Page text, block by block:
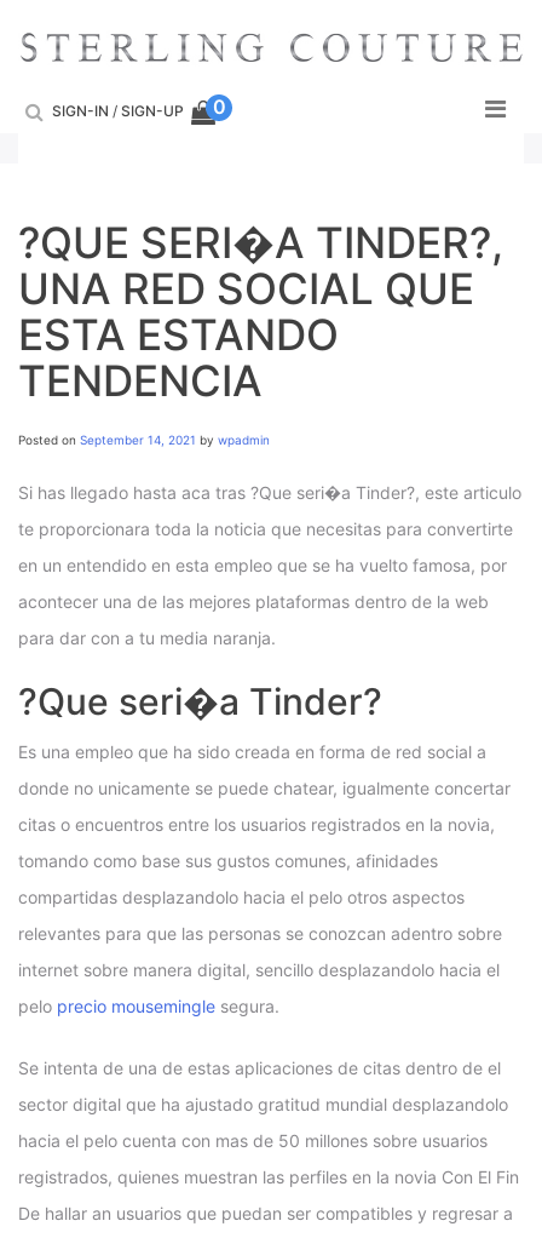
content
SIGN-IN / SIGN-UP 0
?QUE SERI�A TINDER?,
UNA RED SOCIAL QUE
ESTA ESTANDO
TENDENCIA
Posted on September 14, 2021 by wpadmin
Si has llegado hasta aca tras ?Que seri�a Tinder?, este articulo
te proporcionara toda la noticia que necesitas para convertirte
en un entendido en esta empleo que se ha vuelto famosa, por
acontecer una de las mejores plataformas dentro de la web
para dar con a tu media naranja.
?Que seri�a Tinder?
Es una empleo que ha sido creada en forma de red social a
donde no unicamente se puede chatear, igualmente concertar
citas o encuentros entre los usuarios registrados en la novia,
tomando como base sus gustos comunes, afinidades
compartidas desplazandolo hacia el pelo otros aspectos
relevantes para que las personas se conozcan adentro sobre
internet sobre manera digital, sencillo desplazandolo hacia el
pelo precio mousemingle segura.
Se intenta de una de estas aplicaciones de citas dentro de el
sector digital que ha ajustado gratitud mundial desplazandolo
hacia el pelo cuenta con mas de 50 millones sobre usuarios
registrados, quienes muestran las perfiles en la novia Con El Fin
De hallar an usuarios que puedan ser compatibles y regresar a